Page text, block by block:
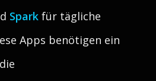
Spark für tägliche
Apps benötigen ein